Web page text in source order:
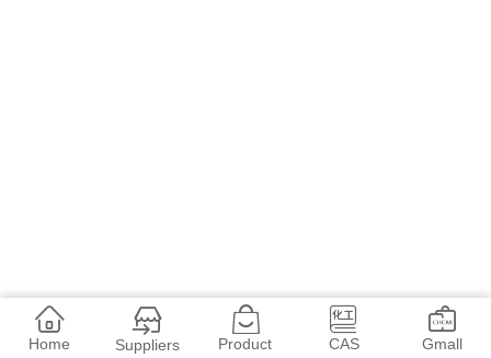
Home Suppliers Product CAS Gmall